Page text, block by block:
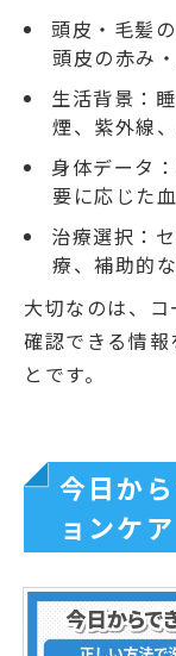
頭皮・毛髪
頭皮の赤み
生活背景：
煙、紫外線
身体データ
要に応じた
治療選択：
療、補助的
大切なのは、コ
確認できる情
とです。
今日か
ョンケア